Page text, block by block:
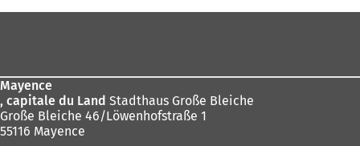
Mayence
, capitale du Land Stadthaus Große Bleiche
Große Bleiche 46/Löwenhofstraße 1
55116 Mayence